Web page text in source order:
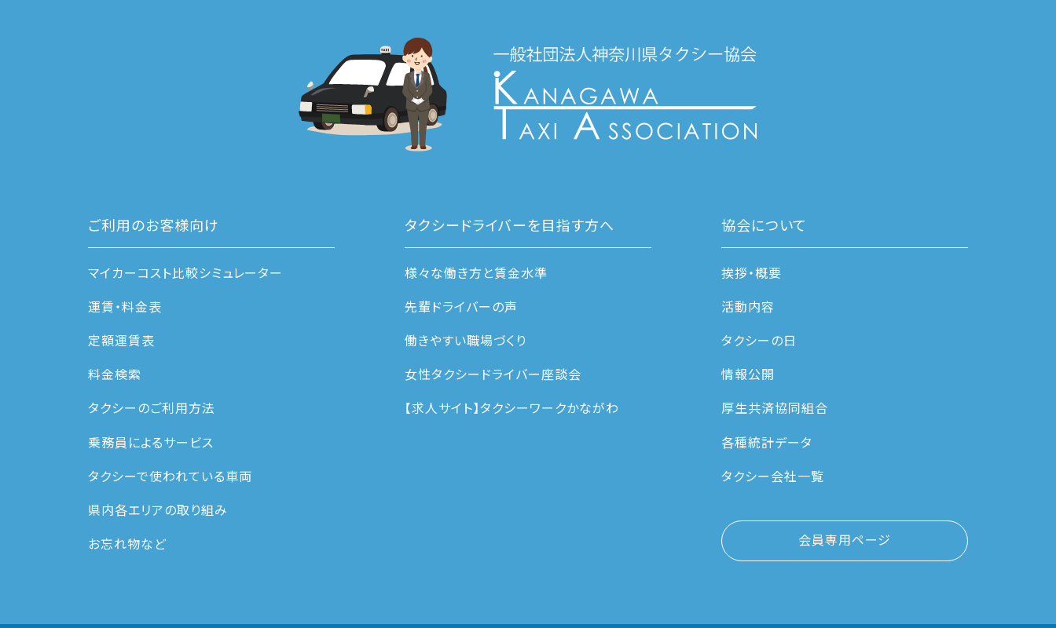
ご利用のお客様向け
マイカーコスト比較シミュレーター
運賃・料⾦表
定額運賃表
料金検索
タクシーのご利用方法
乗務員によるサービス
タクシーで使われている車両
県内各エリアの取り組み
お忘れ物など
タクシードライバーを目指す方へ
様々な働き方と賃金水準
先輩ドライバーの声
働きやすい職場づくり
女性タクシードライバー座談会
【求人サイト】タクシーワークかながわ
協会について
挨拶・概要
活動内容
タクシーの日
情報公開
厚生共済協同組合
各種統計データ
タクシー会社一覧
会員専用ページ